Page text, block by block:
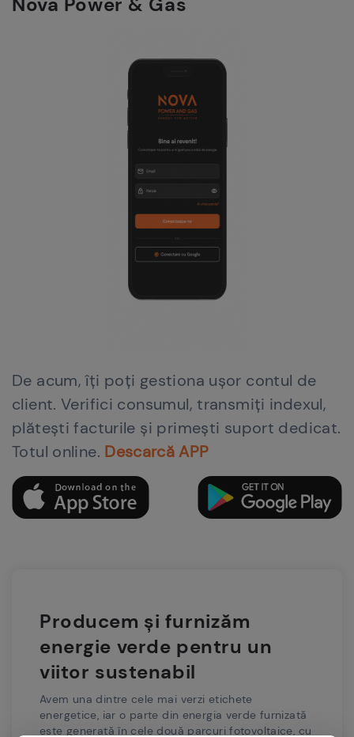
De acum, îți poți gestiona ușor contul de
client. Verifici consumul, transmiți indexul,
plătești facturile și primești suport dedicat.
Totul online. Descarcă APP
Producem și furnizăm
energie verde pentru un
viitor sustenabil
Avem una dintre cele mai verzi etichete
energetice, iar o parte din energia verde furnizată
este generată în cele două parcuri fotovoltaice, cu